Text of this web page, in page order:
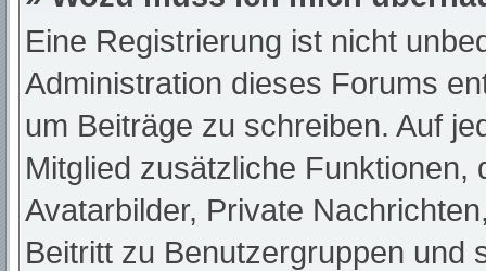
Eine Registrierung ist nicht
Administration dieses Forums
um Beiträge zu schreiben. Auf
Mitglied zusätzliche
Avatarbilder, Private
Beitritt zu Benutzergruppen und